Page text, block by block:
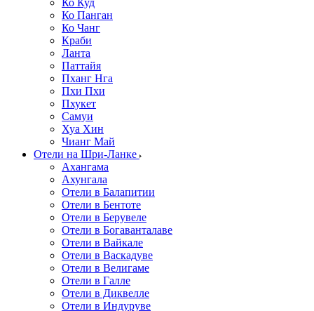
Ко Куд
Ко Панган
Ко Чанг
Краби
Ланта
Паттайя
Пханг Нга
Пхи Пхи
Пхукет
Самуи
Хуа Хин
Чианг Май
Отели на Шри-Ланке
Ахангама
Ахунгала
Отели в Балапитии
Отели в Бентоте
Отели в Берувеле
Отели в Богаванталаве
Отели в Вайкале
Отели в Васкадуве
Отели в Велигаме
Отели в Галле
Отели в Диквелле
Отели в Индуруве